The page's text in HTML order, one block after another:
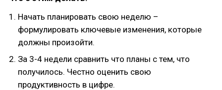
Начать планировать свою неделю –
формулировать ключевые изменения, которые
должны произойти.
За 3-4 недели сравнить что планы с тем, что
получилось. Честно оценить свою
продуктивность в цифре.